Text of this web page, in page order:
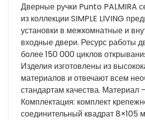
Дверные ручки Punto PALMIRA
из коллекции SIMPLE LIVING
установки в межкомнатные и
входные двери. Ресурс работы
более 150 000 циклов
Изделия изготовлены из
материалов и отвечают всем
стандартам качества. Материал
Комплектация: комплект
соединительный квадрат 8×105